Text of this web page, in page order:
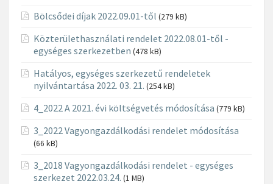
Bölcsődei díjak 2022.09.01-től (279 kB)
Közterülethasználati rendelet 2022.08.01-től -
egységes szerkezetben (478 kB)
Hatályos, egységes szerkezetű rendeletek
nyilvántartása 2022. 03. 21. (254 kB)
4_2022 A 2021. évi költségvetés módosítása (779 kB)
3_2022 Vagyongazdálkodási rendelet módosítása
(66 kB)
3_2018 Vagyongazdálkodási rendelet - egységes
szerkezet 2022.03.24. (1 MB)